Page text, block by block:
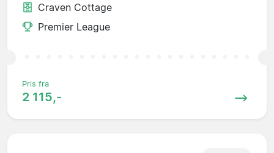
Craven Cottage
Premier League
Pris fra
2 115,-